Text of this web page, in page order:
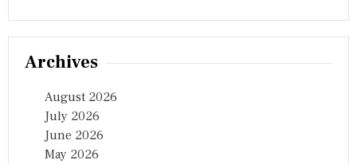
Archives
August 2026
July 2026
June 2026
May 2026